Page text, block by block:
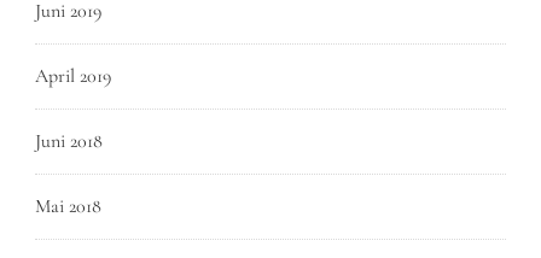
Juni 2019
April 2019
Juni 2018
Mai 2018